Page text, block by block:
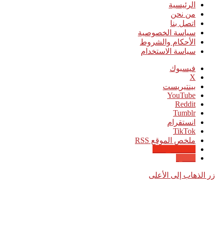
الرئيسية
من نحن
اتصل بنا
سياسة الخصوصية
الأحكام والشروط
سياسة الاستخدام
فيسبوك
‫X
بينتيريست
‫YouTube
انستقرام
‫TikTok
ملخص الموقع RSS
زر الذهاب إلى الأعلى